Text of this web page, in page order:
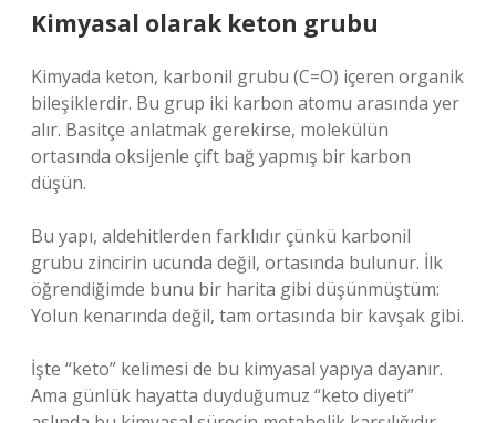
Kimyasal olarak keton grubu
Kimyada keton, karbonil grubu (C=O) içeren organik
bileşiklerdir. Bu grup iki karbon atomu arasında yer
alır. Basitçe anlatmak gerekirse, molekülün
ortasında oksijenle çift bağ yapmış bir karbon
düşün.
Bu yapı, aldehitlerden farklıdır çünkü karbonil
grubu zincirin ucunda değil, ortasında bulunur. İlk
öğrendiğimde bunu bir harita gibi düşünmüştüm:
Yolun kenarında değil, tam ortasında bir kavşak gibi.
İşte “keto” kelimesi de bu kimyasal yapıya dayanır.
Ama günlük hayatta duyduğumuz “keto diyeti”